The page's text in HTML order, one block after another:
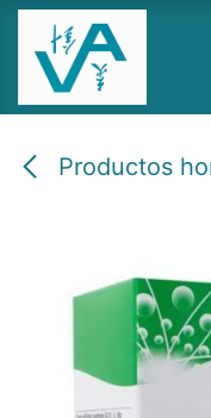
Ir al contenido
Productos